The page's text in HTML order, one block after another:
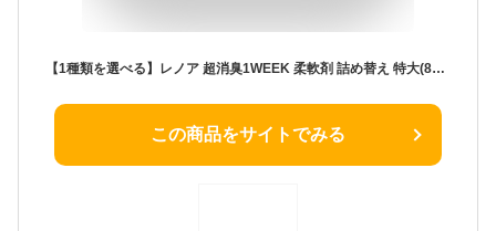
【1種類を選べる】レノア 超消臭1WEEK 柔軟剤 詰め替え 特大(840ml×3セット)【レノア超消臭】
この商品をサイトでみる